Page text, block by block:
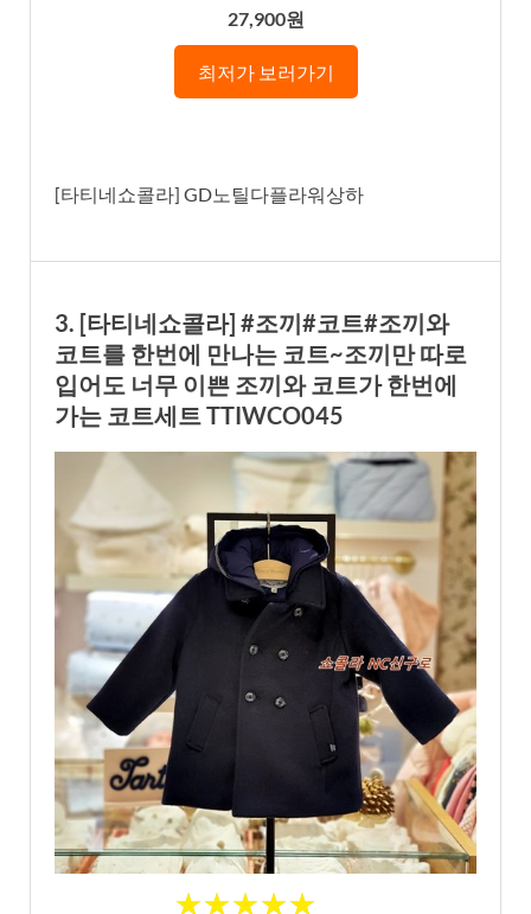
27,900원
최저가 보러가기
[타티네쇼콜라] GD노틸다플라워상하
3. [타티네쇼콜라] #조끼#코트#조끼와
코트를 한번에 만나는 코트~조끼만 따로
입어도 너무 이쁜 조끼와 코트가 한번에
가는 코트세트 TTIWCO045
★★★★★
★★★★★